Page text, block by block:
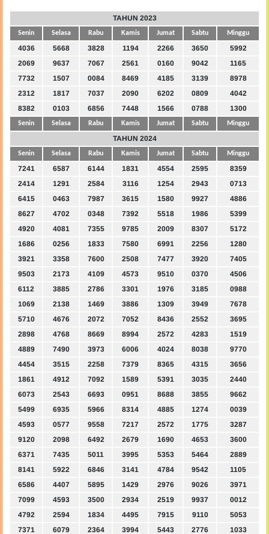
TAHUN 2023
Senin Selasa Rabu Kamis Jumat Sabtu Minggu
4036 5668 3828 1194 2266 3650
5992
2069
9637 7067 2561 0160 9042
1165
7732
1507 0084 8469 4185 3139
8978
2312
1817 7037 2090 6202 0809
4042
8382
0103 6856 7448 1566 0788 1300
Senin Selasa Rabu Kamis Jumat Sabtu Minggu
TAHUN 2024
Senin Selasa Rabu Kamis Jumat Sabtu Minggu
7241 6587 6144 1831 4554 2595
8359
2414
1291 2584 3116 1254 2943
0713
6415
0463 7987 3615 1580 9927
4886
8627
4702 0348 7392 5518 1986
5399
4920
4081 7355 9785 2009 8307
5172
1686
0256 1833 7580 6991 2256
1280
3921
3358 7600 2508 7477 3920
7405
9503
2173 4109 4573 9510 0370
4506
6112
3885 2786 3301 1976 3185
0988
1069
2138 1469 3886 1309 3949
7678
5710
4676 2072 7052 8436 2552
3695
2898
4768 8669 8994 2572 4283
1519
4889
7490 3973 6006 4024 8038
9770
4454
3515 2258 7379 8365 4315
3656
1861
4912 7092 1589 5391 3035
2440
6073
2543 6693 0951 8688 3855
9662
5499
6935 5966 8314 4885 1274
0039
4593
0577 9558 7217 2572 1775
3287
9120
2098 6492 2679 1690 4653
3600
6371
7435 5011 3995 5353 5464
2889
8141
5922 6846 3141 4784 9542
1105
6586
4407 5895 1429 2976 9026
3971
7099
4593 3500 2934 2519 9937
0012
4792
2594 1834 4495 7915 9110
5053
7371
6079 2364 3994 5443 2776 1033